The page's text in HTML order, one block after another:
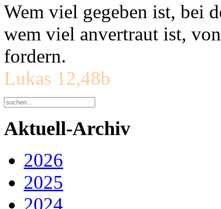
Wem viel gegeben ist, bei
wem viel anvertraut ist,
fordern.
Lukas 12,48b
Aktuell-Archiv
2026
2025
2024